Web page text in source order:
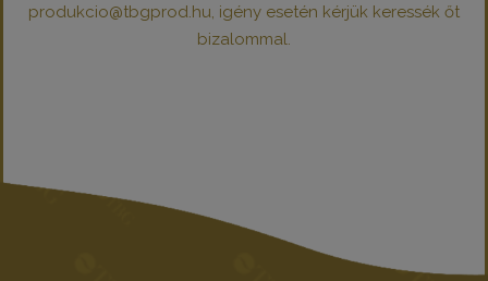
produkcio@tbgprod.hu, igény esetén kérjük keressék őt
bizalommal.